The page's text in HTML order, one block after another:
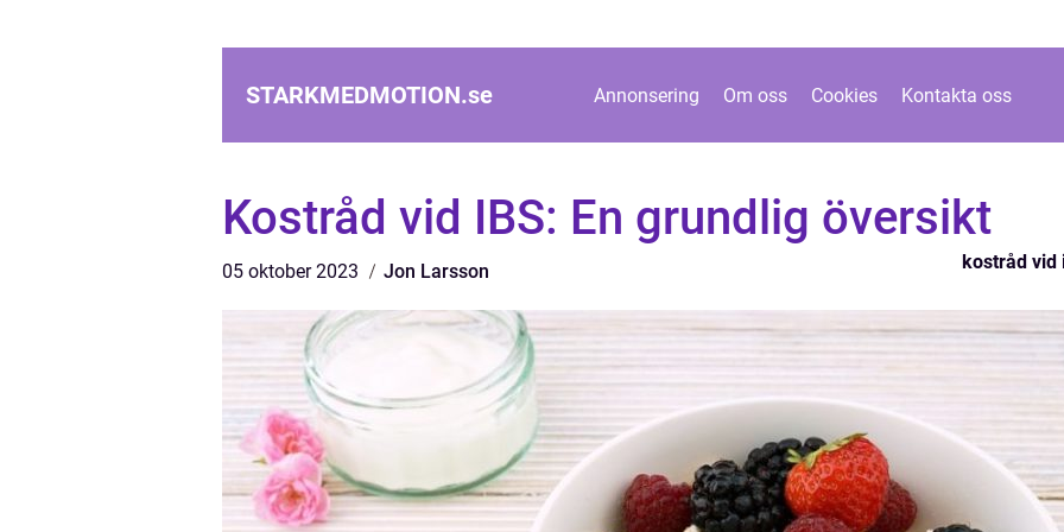
STARKMEDMOTION.se Annonsering Om oss Cookies Kontakta oss
Kostråd vid IBS: En grundlig översikt
05 oktober 2023 Jon Larsson kostråd vid